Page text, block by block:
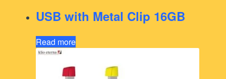
USB with Metal Clip 16GB
Read more